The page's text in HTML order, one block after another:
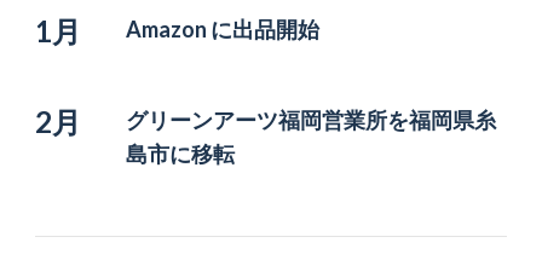
1月 Amazon に出品開始
2月 グリーンアーツ福岡営業所を福岡県糸
島市に移転